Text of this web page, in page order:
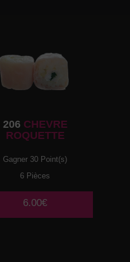
206 CHEVRE
ROQUETTE
Gagner 30 Point(s)
6 Pièces
6.00€